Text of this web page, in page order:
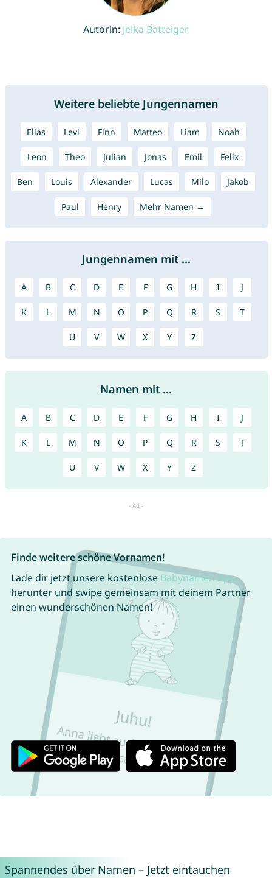
Autorin: Jelka Batteiger
Weitere beliebte Jungennamen
Elias Levi Finn Matteo Liam Noah
Leon Theo Julian Jonas Emil Felix
Ben Louis Alexander Lucas Milo Jakob
Paul Henry Mehr Namen →
Jungennamen mit ...
A B C D E F G H I J
K L M N O P Q R S T
U V W X Y Z
Namen mit ...
A B C D E F G H I J
K L M N O P Q R S T
U V W X Y Z
Finde weitere schöne Vornamen!
Lade dir jetzt unsere kostenlose Babynamen App
herunter und swipe gemeinsam mit deinem Partner
einen wunderschönen Namen!
Spannendes über Namen – Jetzt eintauchen